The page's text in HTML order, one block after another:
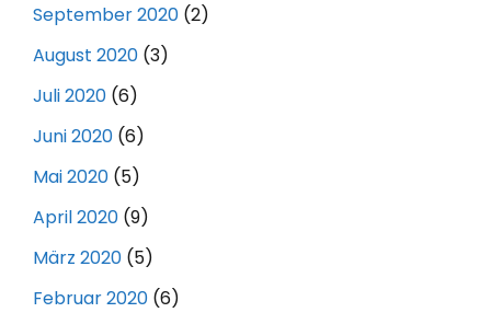
September 2020 (2)
August 2020 (3)
Juli 2020 (6)
Juni 2020 (6)
Mai 2020 (5)
April 2020 (9)
März 2020 (5)
Februar 2020 (6)